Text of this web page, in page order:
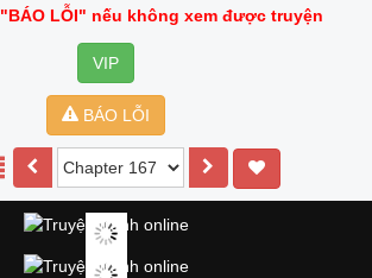
"BÁO LỖI" nếu không xem được truyện
VIP
BÁO LỖI